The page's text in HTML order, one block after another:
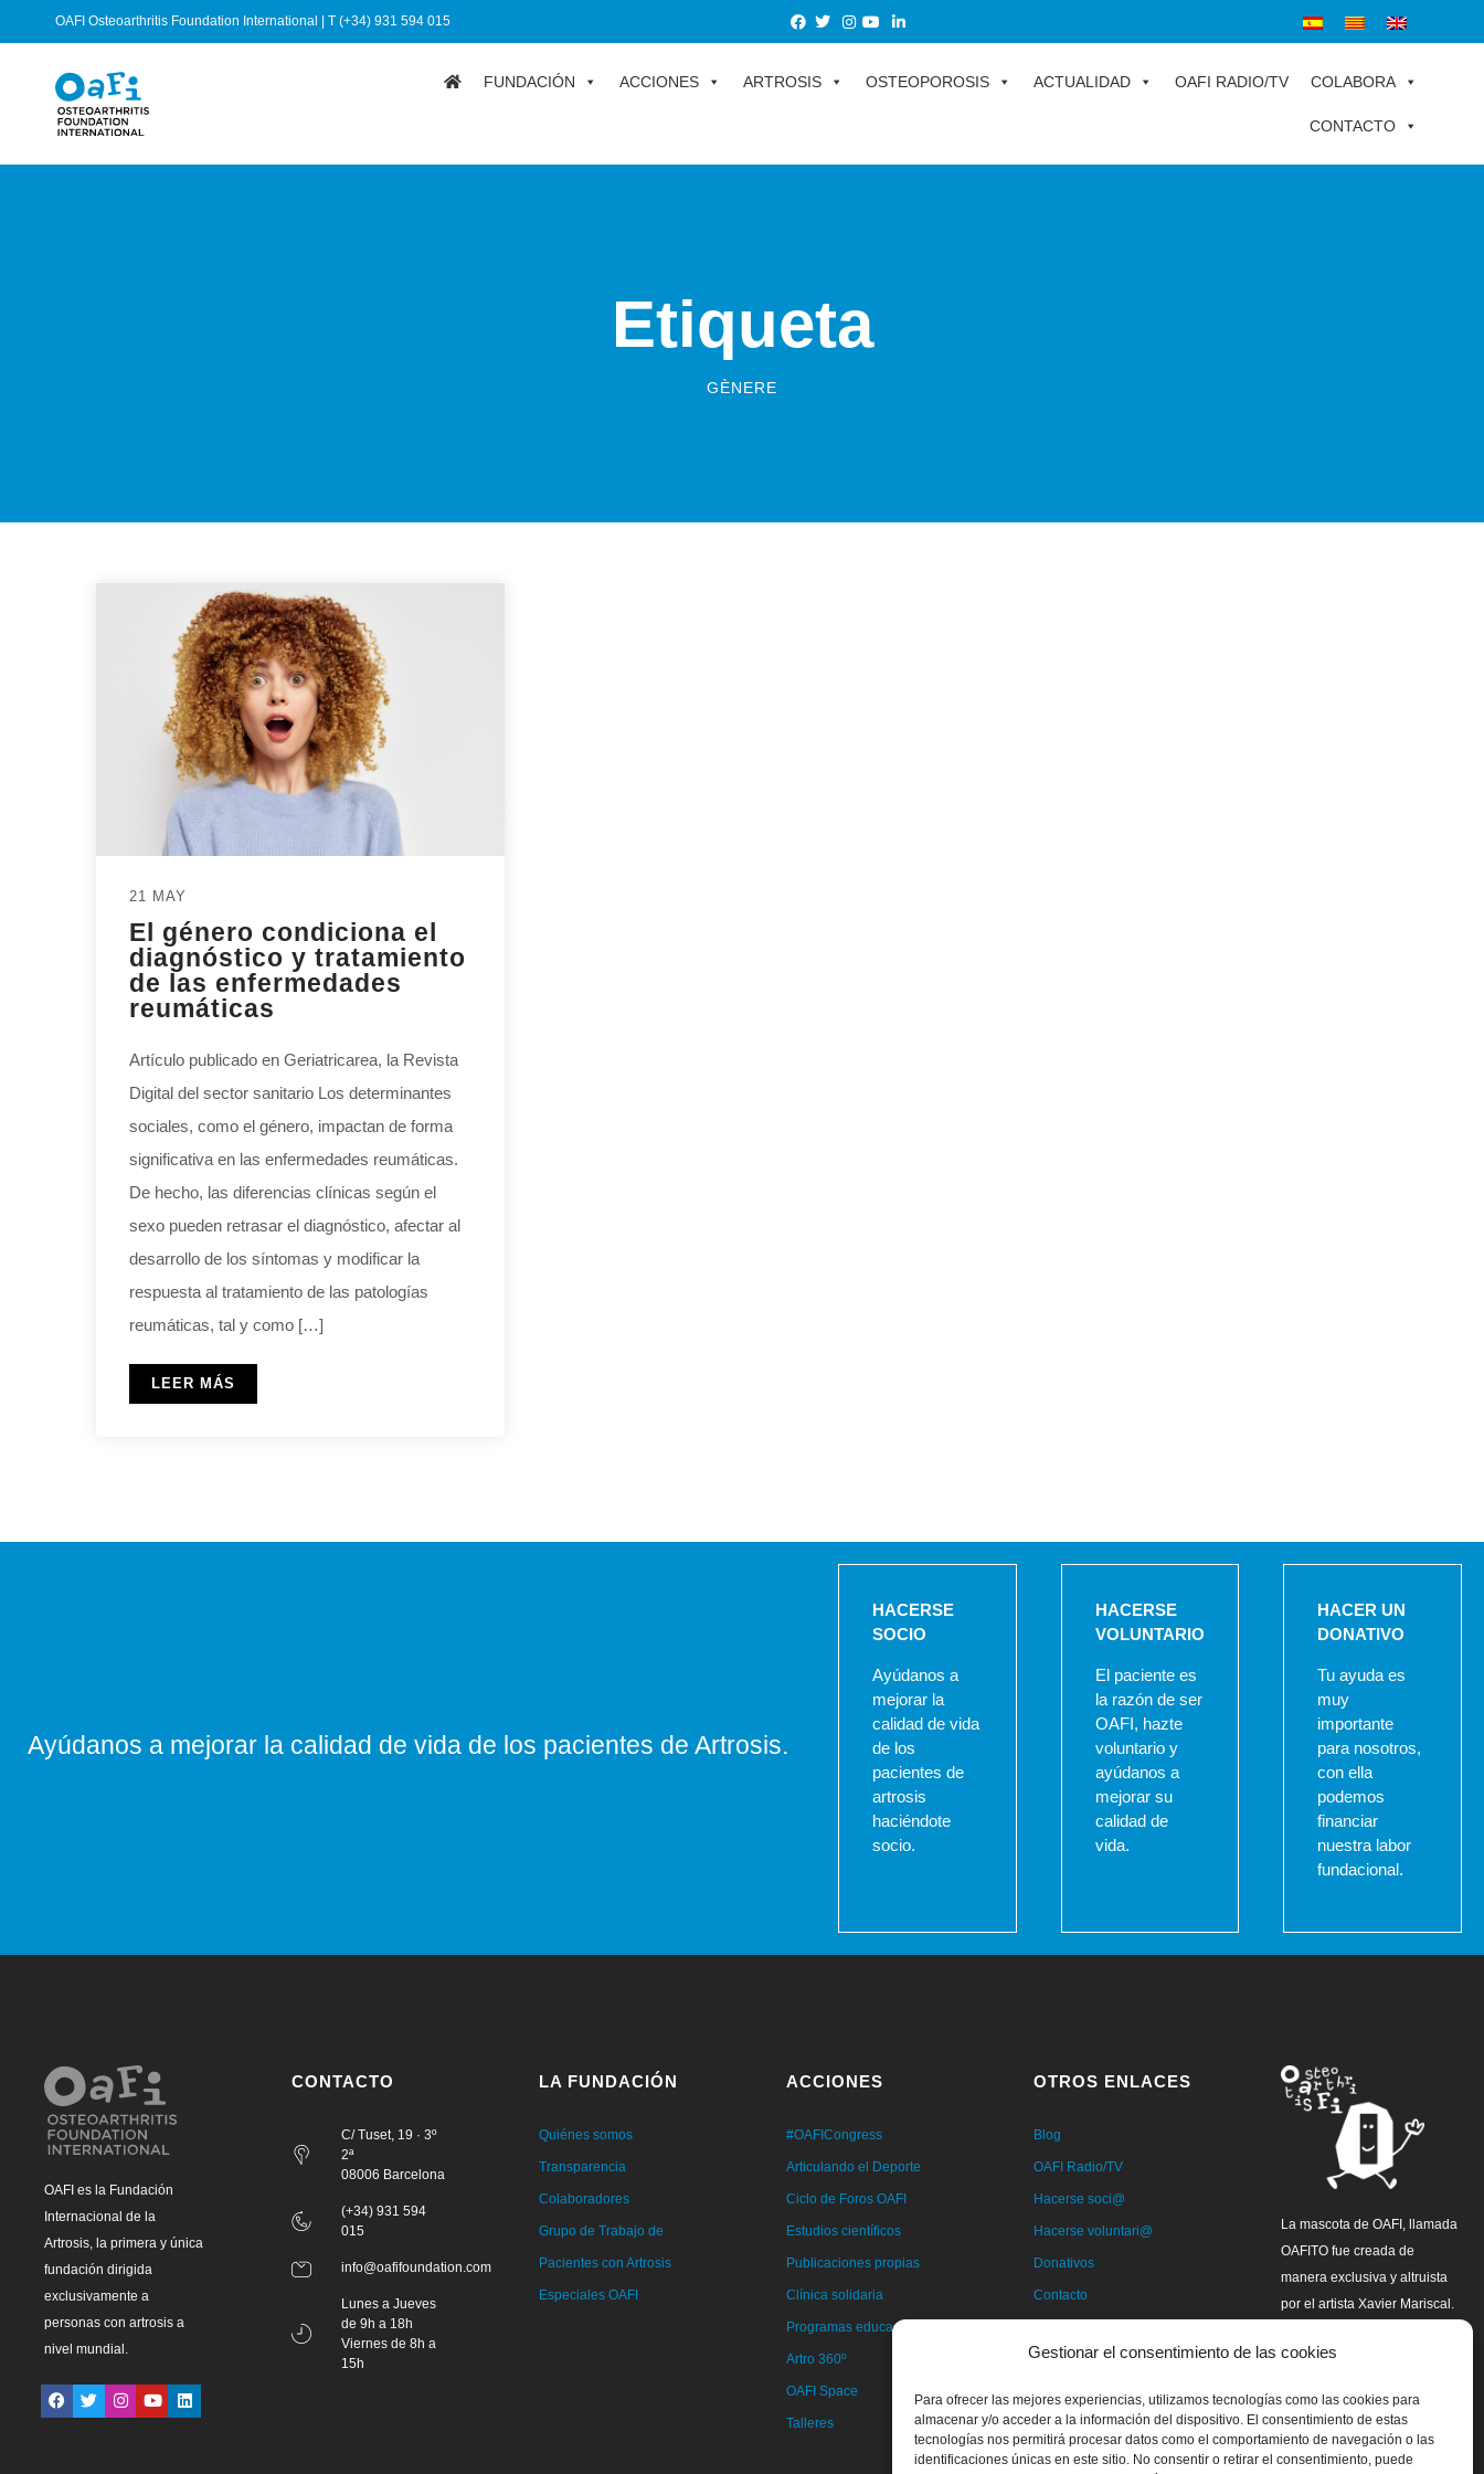
Gestionar el consentimiento de las cookies
Para ofrecer las mejores experiencias, utilizamos tecnologías como las cookies para
almacenar y/o acceder a la información del dispositivo. El consentimiento de estas
tecnologías nos permitirá procesar datos como el comportamiento de navegación o las
identificaciones únicas en este sitio. No consentir o retirar el consentimiento, puede
OAFI Osteoarthritis Foundation International | T (+34) 931 594 015
FUNDACIÓN ACCIONES ARTROSIS OSTEOPOROSIS ACTUALIDAD OAFI RADIO/TV COLABORA
CONTACTO
Etiqueta
GÈNERE
21 MAY
El género condiciona el
diagnóstico y tratamiento
de las enfermedades
reumáticas
Artículo publicado en Geriatricarea, la Revista
Digital del sector sanitario Los determinantes
sociales, como el género, impactan de forma
significativa en las enfermedades reumáticas.
De hecho, las diferencias clínicas según el
sexo pueden retrasar el diagnóstico, afectar al
desarrollo de los síntomas y modificar la
respuesta al tratamiento de las patologías
reumáticas, tal y como […]
LEER MÁS
Ayúdanos a mejorar la calidad de vida de los pacientes de Artrosis.
HACERSE
SOCIO
Ayúdanos a
mejorar la
calidad de vida
de los
pacientes de
artrosis
haciéndote
socio.
HACERSE
VOLUNTARIO
El paciente es
la razón de ser
OAFI, hazte
voluntario y
ayúdanos a
mejorar su
calidad de
vida.
HACER UN
DONATIVO
Tu ayuda es
muy
importante
para nosotros,
con ella
podemos
financiar
nuestra labor
fundacional.
OAFI es la Fundación
Internacional de la
Artrosis, la primera y única
fundación dirigida
exclusivamente a
personas con artrosis a
nivel mundial.
CONTACTO
C/ Tuset, 19 · 3º
2ª
08006 Barcelona
(+34) 931 594
015
info@oafifoundation.com
Lunes a Jueves
de 9h a 18h
Viernes de 8h a
15h
LA FUNDACIÓN
Quiénes somos
Transparencia
Colaboradores
Grupo de Trabajo de
Pacientes con Artrosis
Especiales OAFI
ACCIONES
#OAFICongress
Articulando el Deporte
Ciclo de Foros OAFI
Estudios científicos
Publicaciones propias
Clínica solidaria
Programas educacionales
Artro 360º
OAFI Space
Talleres
OTROS ENLACES
Blog
OAFI Radio/TV
Hacerse soci@
Hacerse voluntari@
Donativos
Contacto
La mascota de OAFI, llamada
OAFITO fue creada de
manera exclusiva y altruista
por el artista Xavier Mariscal.